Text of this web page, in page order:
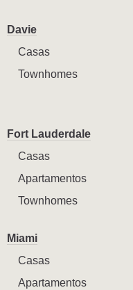
Davie
Casas
Townhomes
Fort Lauderdale
Casas
Apartamentos
Townhomes
Miami
Casas
Apartamentos